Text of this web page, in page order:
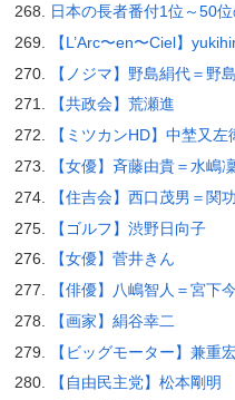
日本の長者番付1位～50
【L’Arc〜en〜Ciel】
【ノジマ】野島絹代＝野
【共政会】荒瀬進
【ミツカンHD】中埜又
【女優】斉藤由貴＝水嶋
【住吉会】西口茂男＝関
【ゴルフ】渋野日向子
【女優】菅井きん
【俳優】八嶋智人＝宮下
【画家】絹谷幸二
【ビッグモーター】兼重
【自由民主党】松本剛明